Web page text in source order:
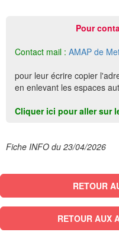
Pour
Contact mail : AMAP de
pour leur écrire copier
en enlevant les espaces
Cliquer ici pour aller sur
Fiche INFO du 23/04/2026
RETOUR
RETOUR AUX